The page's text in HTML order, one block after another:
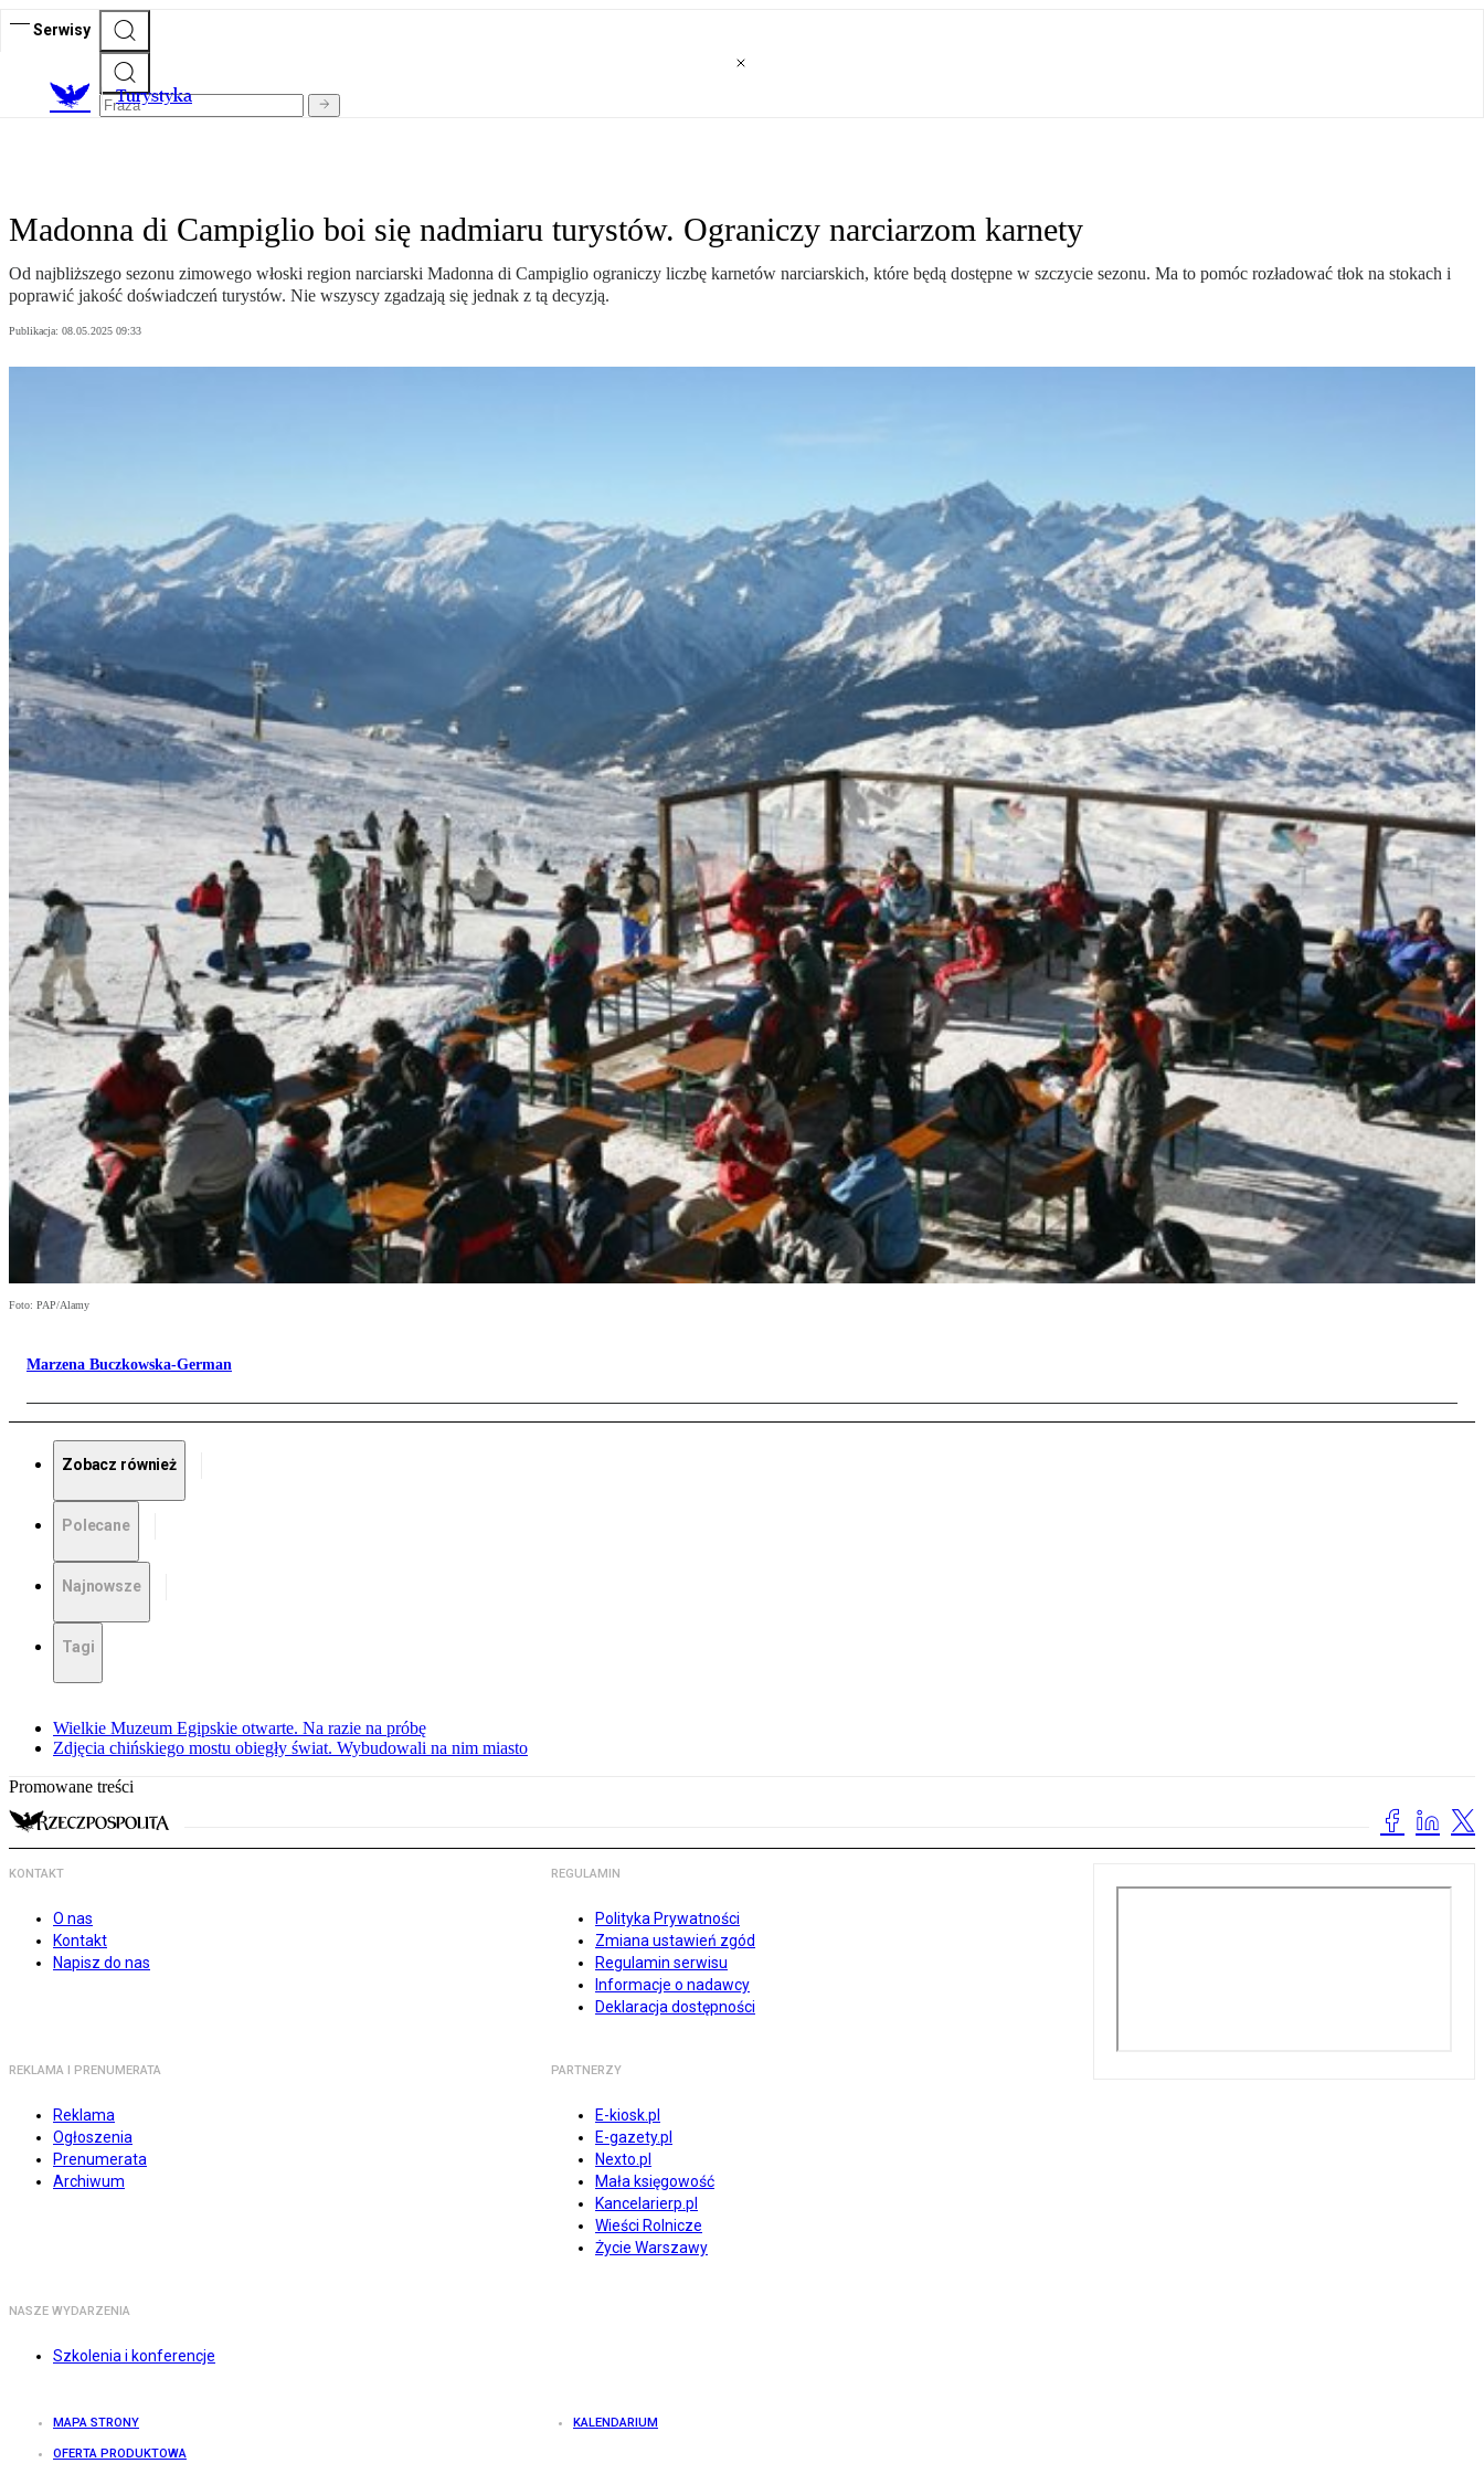
Serwisy
Turystyka
Madonna di Campiglio boi się nadmiaru turystów. Ograniczy narciarzom karnety
Od najbliższego sezonu zimowego włoski region narciarski Madonna di Campiglio ograniczy liczbę karnetów narciarskich, które będą dostępne w szczycie sezonu. Ma to pomóc rozładować tłok na stokach i
poprawić jakość doświadczeń turystów. Nie wszyscy zgadzają się jednak z tą decyzją.
Publikacja: 08.05.2025 09:33
Foto: PAP/Alamy
Marzena Buczkowska-German
Zobacz również
Polecane
Najnowsze
Tagi
Wielkie Muzeum Egipskie otwarte. Na razie na próbę
Zdjęcia chińskiego mostu obiegły świat. Wybudowali na nim miasto
Promowane treści
KONTAKT
O nas
Kontakt
Napisz do nas
REGULAMIN
Polityka Prywatności
Zmiana ustawień zgód
Regulamin serwisu
Informacje o nadawcy
Deklaracja dostępności
REKLAMA I PRENUMERATA
Reklama
Ogłoszenia
Prenumerata
Archiwum
PARTNERZY
E-kiosk.pl
E-gazety.pl
Nexto.pl
Mała księgowość
Kancelarierp.pl
Wieści Rolnicze
Życie Warszawy
NASZE WYDARZENIA
Szkolenia i konferencje
MAPA STRONY KALENDARIUM
OFERTA PRODUKTOWA